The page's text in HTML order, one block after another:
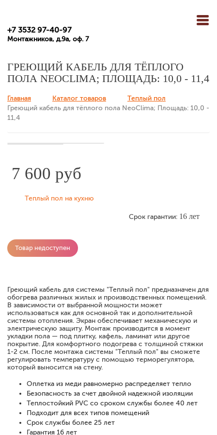
+7 3532 97-40-97
Монтажников, д.9а, оф. 7
ГРЕЮЩИЙ КАБЕЛЬ ДЛЯ ТЁПЛОГО
ПОЛА NEOCLIMA; ПЛОЩАДЬ: 10,0 - 11,4
Вы здесь
Главная Каталог товаров
Теплый пол
Греющий кабель для тёплого пола NeoClima; Площадь: 10,0 -
11,4
7 600 руб
Теплый пол на кухню
Срок гарантии: 16 лет
Товар недоступен
Греющий кабель для системы "Теплый пол" предназначен для
обогрева различных жилых и производственных помещений.
В зависимости от выбранной мощности может
использоваться как для основной так и дополнительной
системы отопления. Экран обеспечивает механическую и
электрическую защиту. Монтаж производится в момент
укладки пола — под плитку, кафель, ламинат или другое
покрытие. Для комфортного подогрева с толщиной стяжки
1-2 см. После монтажа системы "Теплый пол" вы сможете
регулировать температуру с помощью терморегулятора,
который выносится на стену.
Оплетка из меди равномерно распределяет тепло
Безопасность за счет двойной надежной изоляции
Теплостойкий PVC со сроком службы более 40 лет
Подходит для всех типов помещений
Срок службы более 25 лет
Гарантия 16 лет